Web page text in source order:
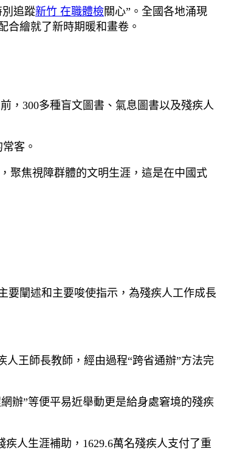
別追蹤新竹 在職體檢關心”。全國各地涌現
合繪就了新時期暖和畫卷。
300多種盲文圖書、氣息圖書以及殘疾人
客。
聚焦視障群體的文明生涯，這是在中國式
要闡述和主要唆使指示，為殘疾人工作成長
王師長教師，經由過程“跨省通辦”方法完
辦”等便平易近舉動更是給身處窘境的殘疾
人生涯補助，1629.6萬名殘疾人支付了重